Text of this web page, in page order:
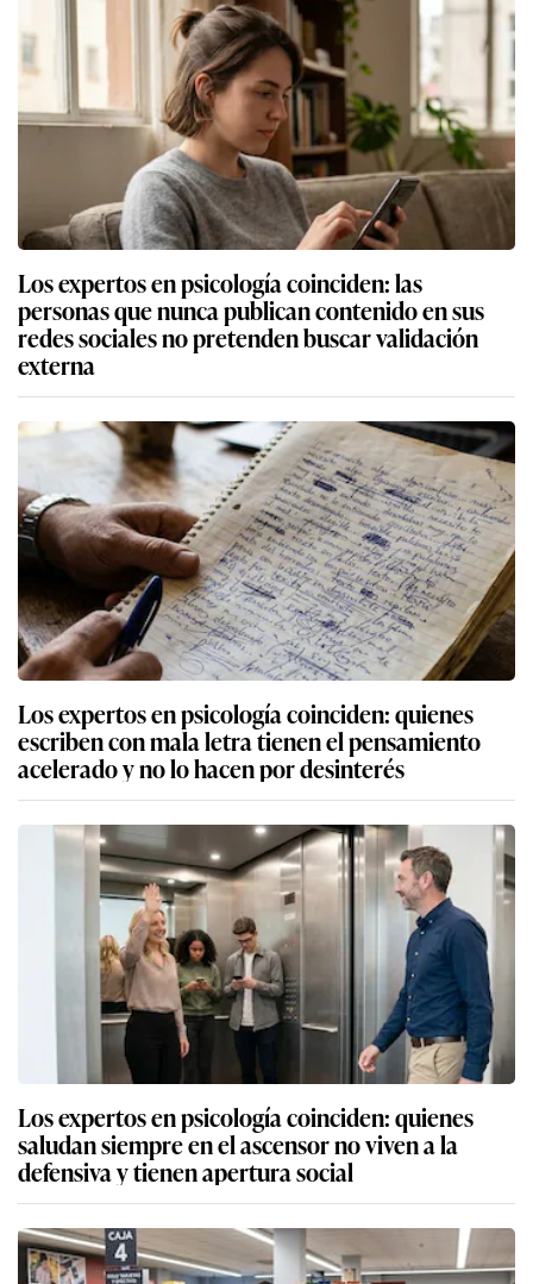
Los expertos en psicología coinciden: las
personas que nunca publican contenido en sus
redes sociales no pretenden buscar validación
externa
Los expertos en psicología coinciden: quienes
escriben con mala letra tienen el pensamiento
acelerado y no lo hacen por desinterés
Los expertos en psicología coinciden: quienes
saludan siempre en el ascensor no viven a la
defensiva y tienen apertura social